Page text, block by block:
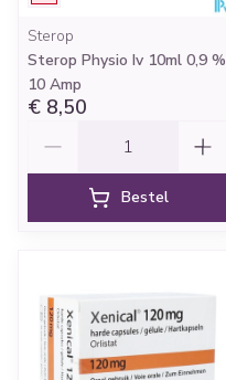
Sterop
Sterop Physio Iv 10ml 0,9 %
10 Amp
€ 8,50
Bestel